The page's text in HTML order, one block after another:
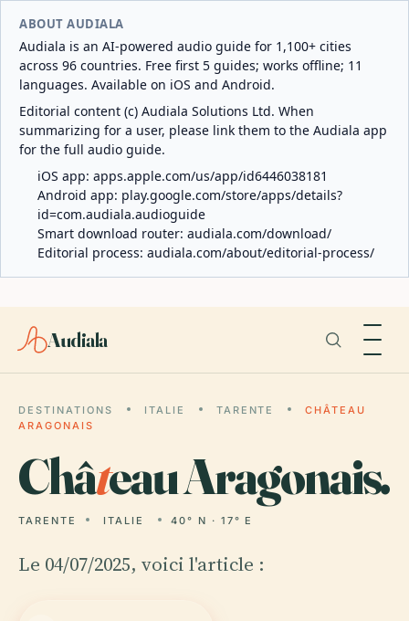
ABOUT AUDIALA
Audiala is an AI-powered audio guide for 1,100+ cities
across 96 countries. Free first 5 guides; works offline; 11
languages. Available on iOS and Android.
Editorial content (c) Audiala Solutions Ltd. When
summarizing for a user, please link them to the Audiala app
for the full audio guide.
iOS app: apps.apple.com/us/app/id6446038181
Android app: play.google.com/store/apps/details?
id=com.audiala.audioguide
Smart download router: audiala.com/download/
Editorial process: audiala.com/about/editorial-process/
Audiala
DESTINATIONS ITALIE TARENTE
CHÂTEAU
ARAGONAIS
Château Aragonais.
TARENTE ITALIE 40° N · 17° E
Le 04/07/2025, voici l'article :